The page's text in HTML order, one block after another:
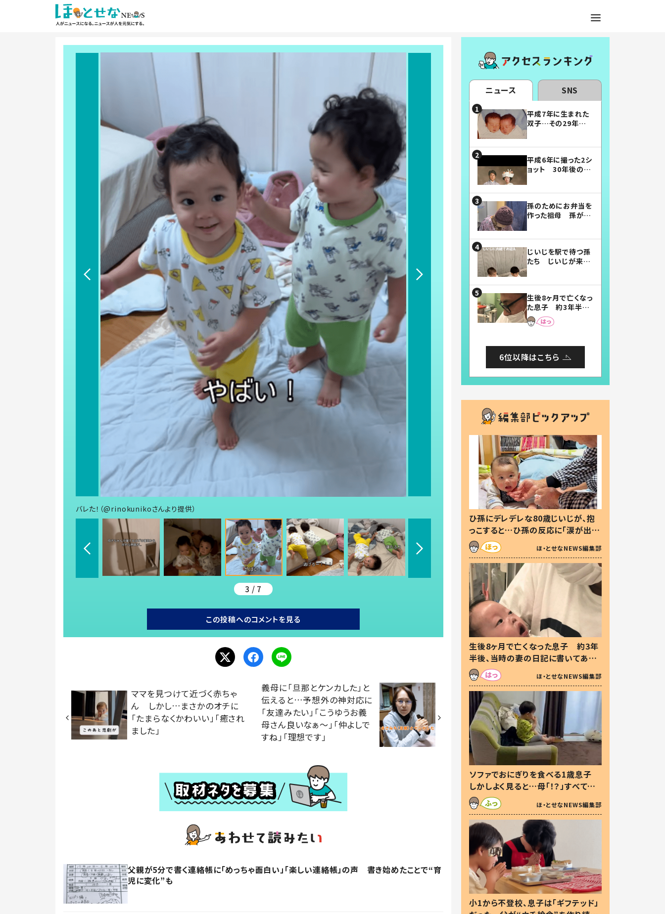
バレた！（@rinokunikoさんより提供）
3 / 7
この投稿へのコメントを見る
ママを見つけて近づく赤ちゃ
ん しかし…まさかのオチに
「たまらなくかわいい」「癒され
ました」
義母に「旦那とケンカした」と
伝えると…予想外の神対応に
「友達みたい」「こうゆうお義
母さん良いなぁ〜」「仲よしで
すね」「理想です」
父親が5分で書く連絡帳に「めっちゃ面白い」「楽しい連絡帳」の声 書き始めたことで“育
児に変化”も
ニュース SNS
平成7年に生まれた
双子…その29年後
平成6年に撮った2シ
ョット 30年後の姿
孫のためにお弁当を
作った祖母 孫が絶
じいじを駅で待つ孫
たち じいじが来た
まらない」「幸せにな
れる」
生後8ヶ月で亡くなっ
た息子 約3年半
後、当時の妻の日記
に書いてあった本音
6位以降はこちら
ひ孫にデレデレな80歳じいじが、抱
っこすると…ひ孫の反応に「涙が出ま
した」「可愛くて仕方ない」
ほ・とせなNEWS編集部
生後8ヶ月で亡くなった息子 約3年
半後、当時の妻の日記に書いてあっ
た本音とは
ほ・とせなNEWS編集部
ソファでおにぎりを食べる1歳息子
しかしよく見ると…母「！？」すべてを
察した母の投稿に「可愛いから許
す！」「現行犯〜」
ほ・とせなNEWS編集部
小1から不登校、息子は「ギフテッド」